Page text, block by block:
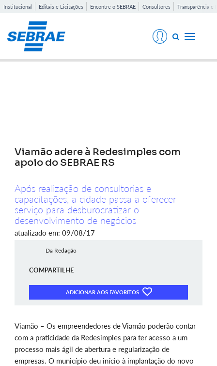
Institucional Editais e Licitações Encontre o SEBRAE Consultores Transparência e
Toggle
Viamão adere à Redesimples com
apoio do SEBRAE RS
Após realização de consultorias e
capacitações, a cidade passa a oferecer
serviço para desburocratizar o
desenvolvimento de negócios
atualizado em: 09/08/17
Da Redação
COMPARTILHE
ADICIONAR AOS FAVORITOS
Viamão – Os empreendedores de Viamão poderão contar
com a praticidade da Redesimples para ter acesso a um
processo mais ágil de abertura e regularização de
empresas. O município deu início à implantação do novo